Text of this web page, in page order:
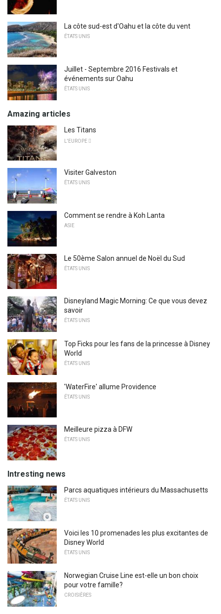
La côte sud-est d'Oahu et la côte du vent
ÉTATS UNIS
Juillet - Septembre 2016 Festivals et
événements sur Oahu
ÉTATS UNIS
Amazing articles
Les Titans
L'EUROPE 
Visiter Galveston
ÉTATS UNIS
Comment se rendre à Koh Lanta
ASIE
Le 50ème Salon annuel de Noël du Sud
ÉTATS UNIS
Disneyland Magic Morning: Ce que vous devez
savoir
ÉTATS UNIS
Top Ficks pour les fans de la princesse à Disney
World
ÉTATS UNIS
'WaterFire' allume Providence
ÉTATS UNIS
Meilleure pizza à DFW
ÉTATS UNIS
Intresting news
Parcs aquatiques intérieurs du Massachusetts
ÉTATS UNIS
Voici les 10 promenades les plus excitantes de
Disney World
ÉTATS UNIS
Norwegian Cruise Line est-elle un bon choix
pour votre famille?
CROISIÈRES